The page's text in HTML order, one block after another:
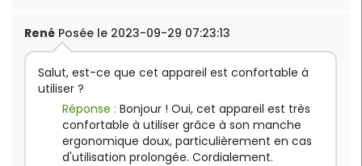
René Posée le 2023-09-29 07:23:13
Salut, est-ce que cet appareil est confortable à
utiliser ?
Réponse : Bonjour ! Oui, cet appareil est très
confortable à utiliser grâce à son manche
ergonomique doux, particulièrement en cas
d'utilisation prolongée. Cordialement.